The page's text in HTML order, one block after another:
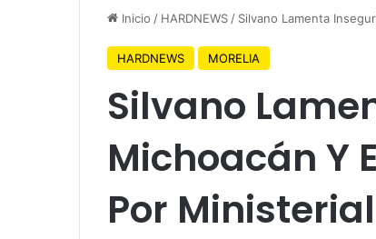
Inicio / HARDNEWS / Silvano Lamenta
HARDNEWS MORELIA
Silvano
Michoacán Y
Por